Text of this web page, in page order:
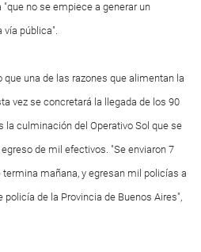
no se empiece a generar un
vía pública".
una de las razones que alimentan la
vez se concretará la llegada de los 90
culminación del Operativo Sol que se
de mil efectivos. "Se enviaron 7
mañana, y egresan mil policías a
de la Provincia de Buenos Aires",